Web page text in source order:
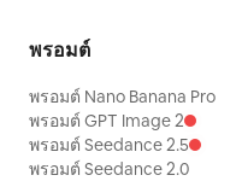
พรอมต์
พรอมต์ Nano Banana Pro
พรอมต์ GPT Image 2
พรอมต์ Seedance 2.5
พรอมต์ Seedance 2.0